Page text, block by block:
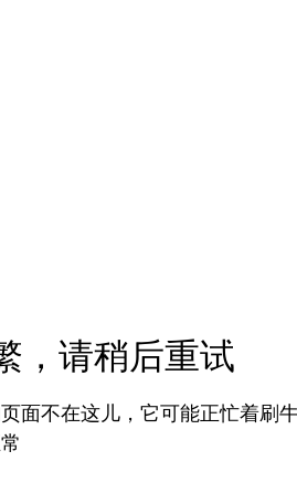
，请稍后重试
面不在这儿，它可能正忙着刷